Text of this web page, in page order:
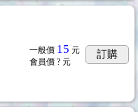
一般價 15 元
會員價 ? 元
訂購